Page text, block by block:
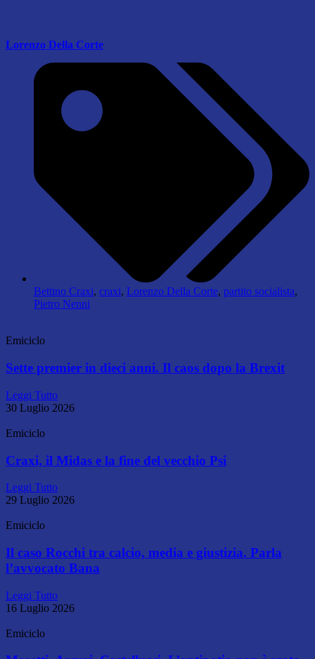
Lorenzo Della Corte
Bettino Craxi, craxi, Lorenzo Della Corte, partito socialista,
Pietro Nenni
Emiciclo
Sette premier in dieci anni. Il caos dopo la Brexit
Leggi Tutto
30 Luglio 2026
Emiciclo
Craxi, il Midas e la fine del vecchio Psi
Leggi Tutto
29 Luglio 2026
Emiciclo
Il caso Rocchi tra calcio, media e giustizia. Parla
l’avvocato Bana
Leggi Tutto
16 Luglio 2026
Emiciclo